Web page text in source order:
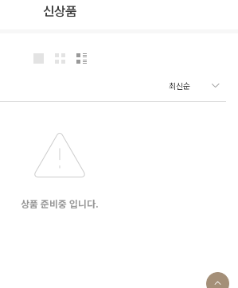
신상품
상품 준비중 입니다.